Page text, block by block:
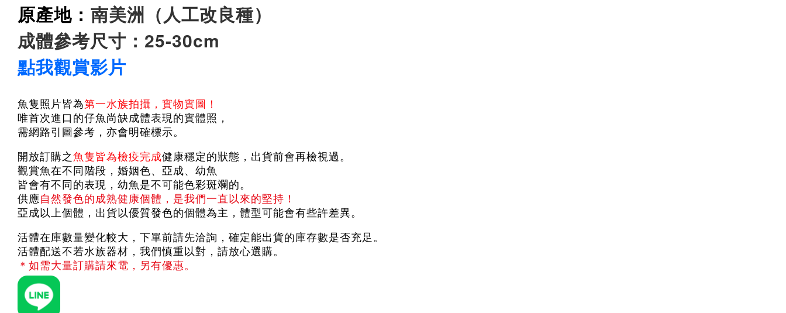
原產地： 南美洲（人工改良種）
成體參考尺寸：25-30cm
點我觀賞影片
魚隻照片皆為第一水族拍攝，實物實圖！
唯首次進口的仔魚尚缺成體表現的實體照，
需網路引圖參考，亦會明確標示。
開放訂購之 魚隻皆為檢疫完成健康穩定的狀態，出貨前會再檢視過。
觀賞魚在不同階段，婚姻色、亞成、幼魚
皆會有不同的表現，幼魚是不可能色彩斑斕的。
供應自然發色的成熟健康個體，是我們一直以來的堅持！
亞成以上個體，出貨以優質發色的個體為主，體型可能會有些許差異。
活體在庫數量變化較大，下單前請先洽詢，確定能出貨的庫存數是否充足。
活體配送不若水族器材，我們慎重以對，請放心選購。
＊如需大量訂購請來電，另有優惠。